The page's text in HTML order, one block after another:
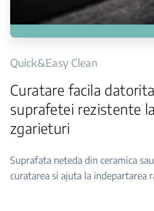
Quick&Easy Clean
Curatare facila datorita
suprafetei rezistente la
zgarieturi
Suprafata neteda din ceramica
curatarea si ajuta la indepartarea